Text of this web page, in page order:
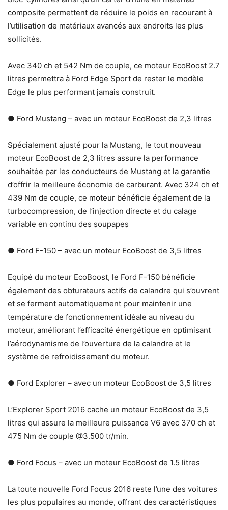
composite permettent de réduire le poids en recourant à
l’utilisation de matériaux avancés aux endroits les plus
sollicités.
Avec 340 ch et 542 Nm de couple, ce moteur EcoBoost 2.7
litres permettra à Ford Edge Sport de rester le modèle
Edge le plus performant jamais construit.
● Ford Mustang – avec un moteur EcoBoost de 2,3 litres
Spécialement ajusté pour la Mustang, le tout nouveau
moteur EcoBoost de 2,3 litres assure la performance
souhaitée par les conducteurs de Mustang et la garantie
d’offrir la meilleure économie de carburant. Avec 324 ch et
439 Nm de couple, ce moteur bénéficie également de la
turbocompression, de l’injection directe et du calage
variable en continu des soupapes
● Ford F-150 – avec un moteur EcoBoost de 3,5 litres
Equipé du moteur EcoBoost, le Ford F-150 bénéficie
également des obturateurs actifs de calandre qui s’ouvrent
et se ferment automatiquement pour maintenir une
température de fonctionnement idéale au niveau du
moteur, améliorant l’efficacité énergétique en optimisant
l’aérodynamisme de l’ouverture de la calandre et le
système de refroidissement du moteur.
● Ford Explorer – avec un moteur EcoBoost de 3,5 litres
L’Explorer Sport 2016 cache un moteur EcoBoost de 3,5
litres qui assure la meilleure puissance V6 avec 370 ch et
475 Nm de couple @3.500 tr/min.
● Ford Focus – avec un moteur EcoBoost de 1.5 litres
La toute nouvelle Ford Focus 2016 reste l’une des voitures
les plus populaires au monde, offrant des caractéristiques